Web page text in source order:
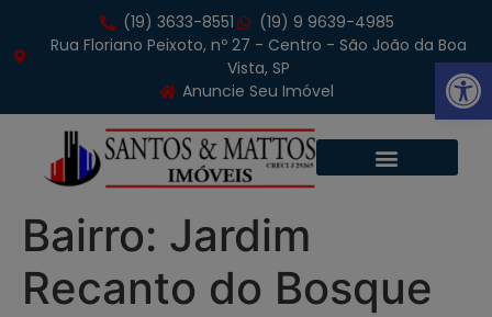
Abrir
(19) 3633-8551
(19) 9 9639-4985
Rua Floriano Peixoto, nº 27 - Centro - São João da Boa
Vista, SP
Anuncie Seu Imóvel
Bairro: Jardim
Recanto do Bosque